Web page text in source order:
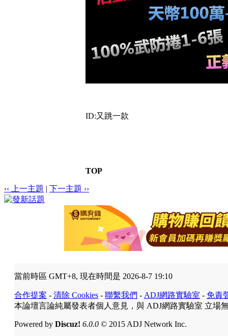
ID:又跳一款
TOP
‹‹ 上一主題 | 下一主題 ››
當前時區 GMT+8, 現在時間是 2026-8-7 19:10
合作提案 - 清除 Cookies - 聯繫我們 - ADJ網路實驗室 - 免責
本論壇言論純屬發表者個人意見，與 ADJ網路實驗室 立場
Powered by Discuz! 6.0.0 © 2015 ADJ Network Inc.